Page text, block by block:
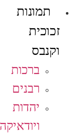
תמונות
זכוכית
וקנבס
ברכות
רבנים
יהדות
ויודאיקה